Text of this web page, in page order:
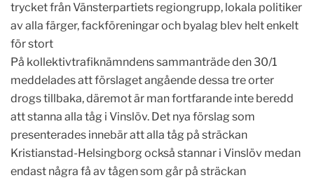
trycket från Vänsterpartiets regiongrupp, lokala politiker
av alla färger, fackföreningar och byalag blev helt enkelt
för stort
På kollektivtrafiknämndens sammanträde den 30/1
meddelades att förslaget angående dessa tre orter
drogs tillbaka, däremot är man fortfarande inte beredd
att stanna alla tåg i Vinslöv. Det nya förslag som
presenterades innebär att alla tåg på sträckan
Kristianstad-Helsingborg också stannar i Vinslöv medan
endast några få av tågen som går på sträckan